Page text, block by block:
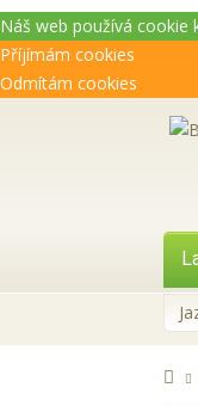
Náš web používá cookie
Příjímám cookies
Odmítám cookies